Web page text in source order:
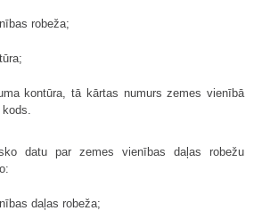
robeža;
kontūra, tā kārtas numurs zemes vienībā
datu par zemes vienības daļas robežu
daļas robeža;